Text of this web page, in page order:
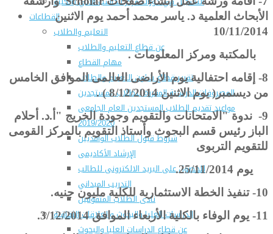
القطاعات
التعليم والطلاب
عن قطاع التعليم والطلاب
مهام القطاع
تقرير قطاع شئون التعليم والطلاب
المصروفات الدراسية المقررة للطلاب المستجدين
مواعيد تقديم الطلاب المستجدين العام الجامعى
2019/2020
شروط قبول الطلاب الوافديين
الإرشاد الأكاديمى
للحصول على البريد الالكترونى للطالب
التدريب الميداني
نادى الطلاب المتفوقين
الدراسات العليا والبحوث والعلاقات الثقافية
عن قطاع الدراسات العليا والبحوث
الأبحاث العلمية د. ياسر محمد أحمد يوم الاثنين
10/11/2014
بالمكتبة ومركز المعلومات .
8-
إقامه احتفالية يوم الأراضى العالمى الموافق الخامس
من ديسمبر( يوم الاثنين 8/12/2014 ) .
9-
ندوة "الامتحانات والتقويم وجودة الخريج "أ.د. أحلام
الباز رئيس قسم البحوث وأستاذ التقويم بالمركز القومى
للتقويم التربوى
يوم 25/11/2014.
10- تنفيذ الخطة الاستثمارية للكلية مليون جنيه.
11- يوم الوفاء بالكلية الأربعاء الموافق 3/12/2014.